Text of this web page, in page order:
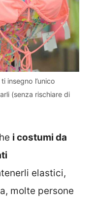
insegno l’unico
(senza rischiare di
i costumi da
elastici,
molte persone